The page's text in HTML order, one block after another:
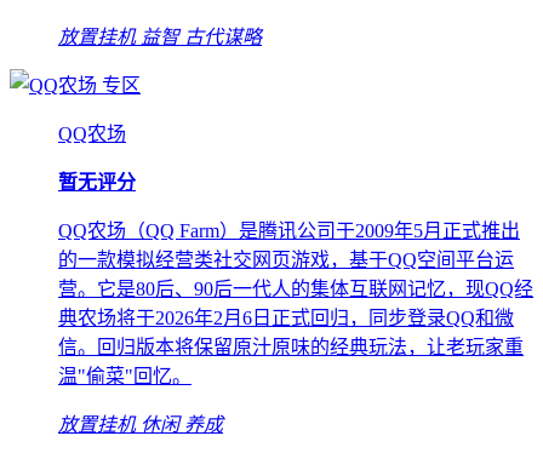
放置挂机 益智 古代谋略
专区
QQ农场
暂无评分
QQ农场（QQ Farm）是腾讯公司于2009年5月正式推出
的一款模拟经营类社交网页游戏，基于QQ空间平台运
营。它是80后、90后一代人的集体互联网记忆，现QQ经
典农场将于2026年2月6日正式回归，同步登录QQ和微
信。回归版本将保留原汁原味的经典玩法，让老玩家重
温"偷菜"回忆。
放置挂机 休闲 养成